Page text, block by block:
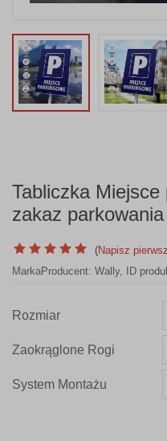
Tabliczka Miejsce
zakaz parkowania
(Napisz
MarkaProducent: Wally, ID
Rozmiar
Zaokrąglone Rogi
System Montażu